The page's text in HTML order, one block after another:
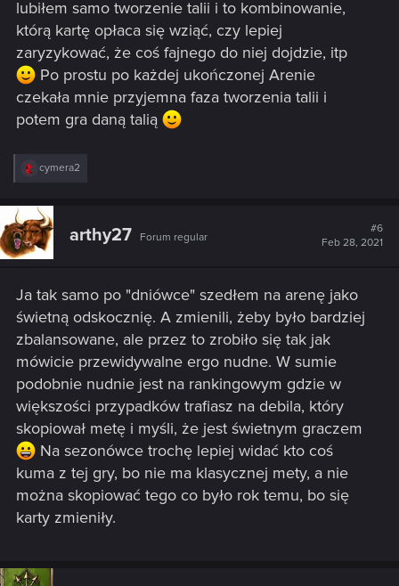
lubiłem samo tworzenie talii i to kombinowanie,
którą kartę opłaca się wziąć, czy lepiej
zaryzykować, że coś fajnego do niej dojdzie, itp
Po prostu po każdej ukończonej Arenie
czekała mnie przyjemna faza tworzenia talii i
potem gra daną talią
R
c
t
i
o
:
cymera2
arthy27 Forum regular
#6
Feb 28, 2021
Ja tak samo po "dniówce" szedłem na arenę jako
świetną odskocznię. A zmienili, żeby było bardziej
zbalansowane, ale przez to zrobiło się tak jak
mówicie przewidywalne ergo nudne. W sumie
podobnie nudnie jest na rankingowym gdzie w
większości przypadków trafiasz na debila, który
skopiował metę i myśli, że jest świetnym graczem
Na sezonówce trochę lepiej widać kto coś
kuma z tej gry, bo nie ma klasycznej mety, a nie
można skopiować tego co było rok temu, bo się
karty zmieniły.